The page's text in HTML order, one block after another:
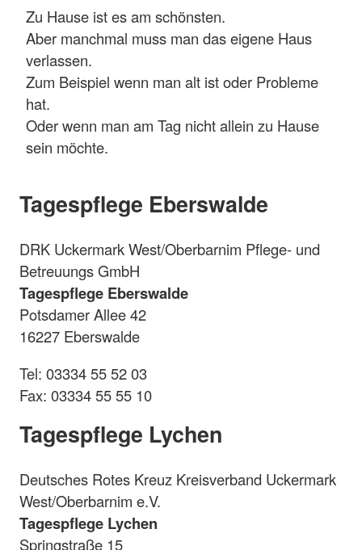
Zu Hause ist es am schönsten.
Aber manchmal muss man das eigene Haus
verlassen.
Zum Beispiel wenn man alt ist oder Probleme
hat.
Oder wenn man am Tag nicht allein zu Hause
sein möchte.
Tagespflege Eberswalde
DRK Uckermark West/Oberbarnim Pflege- und
Betreuungs GmbH
Tagespflege Eberswalde
Potsdamer Allee 42
16227 Eberswalde
Tel: 03334 55 52 03
Fax: 03334 55 55 10
Tagespflege Lychen
Deutsches Rotes Kreuz Kreisverband Uckermark
West/Oberbarnim e.V.
Tagespflege Lychen
Springstraße 15